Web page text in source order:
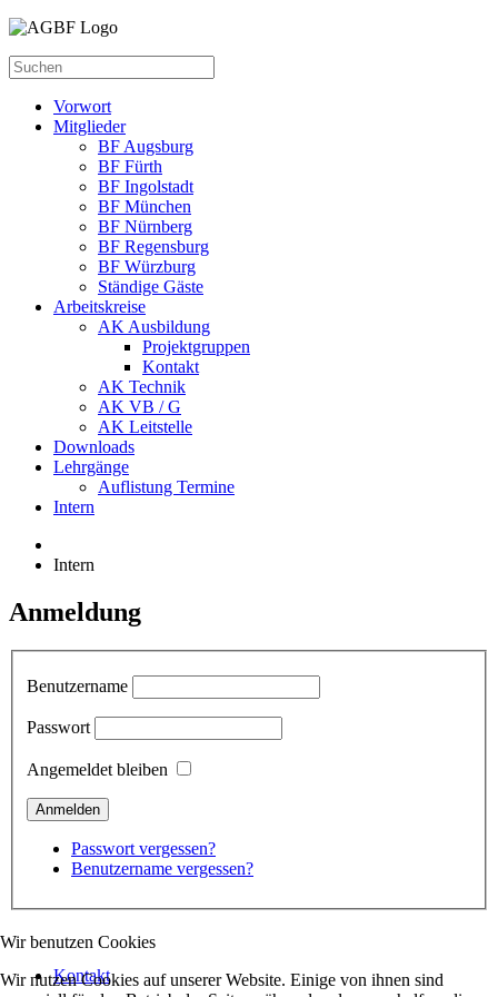
Vorwort
Mitglieder
BF Augsburg
BF Fürth
BF Ingolstadt
BF München
BF Nürnberg
BF Regensburg
BF Würzburg
Ständige Gäste
Arbeitskreise
AK Ausbildung
Projektgruppen
Kontakt
AK Technik
AK VB / G
AK Leitstelle
Downloads
Lehrgänge
Auflistung Termine
Intern
Intern
Anmeldung
Benutzername
Passwort
Angemeldet bleiben
Passwort vergessen?
Benutzername vergessen?
Kontakt
Wir benutzen Cookies
Wir nutzen Cookies auf unserer Website. Einige von ihnen sind